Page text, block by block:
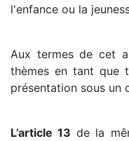
l'enfance ou la
Aux termes de cet
thèmes en tant que
présentation sous un
L’article 13 de la